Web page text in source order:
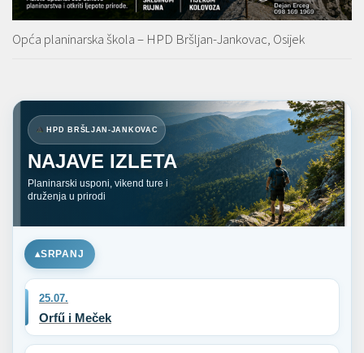
Opća planinarska škola – HPD Bršljan-Jankovac, Osijek
HPD BRŠLJAN-JANKOVAC
NAJAVE IZLETA
Planinarski usponi, vikend ture i
druženja u prirodi
SRPANJ
25.07.
Orfű i Meček